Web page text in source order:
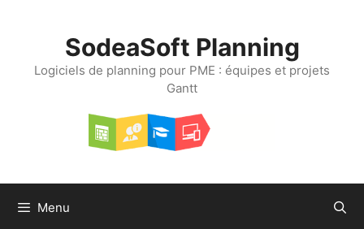
SodeaSoft Planning
Logiciels de planning pour PME : équipes et projets
Gantt
Menu